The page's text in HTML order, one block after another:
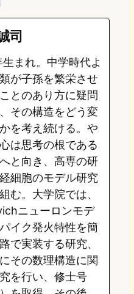
e
o
k
e
a
司
まれ。中学時代よ
が子孫を繁栄させ
とのあり方に疑問
その構造をどう変
を考え続ける。や
は思考の根である
へと向き、高専の研
細胞のモデル研究
む。大学院では、
ニューロンモデ
イク発火特性を簡
で実装する研究、
その数理構造に関
を行い、修士号